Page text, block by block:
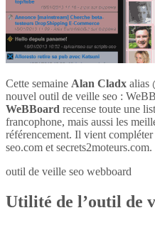
Cette semaine Alan Cladx alias
nouvel outil de veille seo :
WeBBoard recense toute une
francophone, mais aussi les
référencement. Il vient
seo.com et secrets2moteurs.com.
outil de veille seo webboard
Utilité de l’outil de